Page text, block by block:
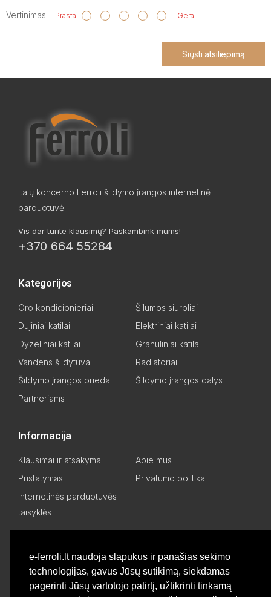
e-ferroli.lt naudoja slapukus ir panašias sekimo
technologijas, gavus Jūsų sutikimą, siekdamas
pagerinti Jūsų vartotojo patirtį, užtikrinti tinkamą
Vertinimas Prastai Gerai
Siųsti atsiliepimą
Italų koncerno Ferroli šildymo įrangos internetinė
parduotuvė
Vis dar turite klausimų? Paskambink mums!
+370 664 55284
Kategorijos
Oro kondicionieriai
Šilumos siurbliai
Dujiniai katilai
Elektriniai katilai
Dyzeliniai katilai
Granuliniai katilai
Vandens šildytuvai
Radiatoriai
Šildymo įrangos priedai
Šildymo įrangos dalys
Partneriams
Informacija
Klausimai ir atsakymai
Apie mus
Pristatymas
Privatumo politika
Internetinės parduotuvės
taisyklės
Asmeninis kabinetas
Pageidavimų sąrašas
Palyginti produktus
Basket